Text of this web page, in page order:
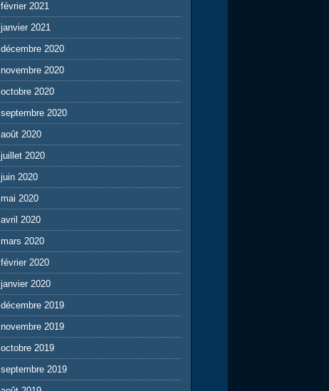
février 2021
janvier 2021
décembre 2020
novembre 2020
octobre 2020
septembre 2020
août 2020
juillet 2020
juin 2020
mai 2020
avril 2020
mars 2020
février 2020
janvier 2020
décembre 2019
novembre 2019
octobre 2019
septembre 2019